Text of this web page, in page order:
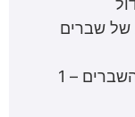
של שברים
אורך השלם ממנו נגזרים כל השברים – 1